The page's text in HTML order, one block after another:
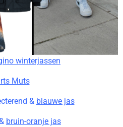
winterjassen
Muts
& blauwe jas
bruin-oranje jas